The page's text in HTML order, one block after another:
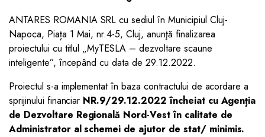
ANTARES ROMANIA SRL cu sediul în Municipiul Cluj-
Napoca, Piața 1 Mai, nr.4-5, Cluj, anunţă finalizarea
proiectului cu titlul „MyTESLA – dezvoltare scaune
inteligente”, începând cu data de 29.12.2022.
Proiectul s-a implementat în baza contractului de acordare a
sprijinului financiar NR.9/29.12.2022 încheiat cu Agenția
de Dezvoltare Regională Nord-Vest în calitate de
Administrator al schemei de ajutor de stat/ minimis.